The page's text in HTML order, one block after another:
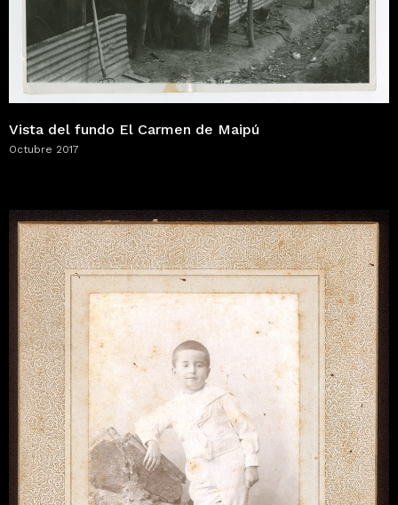
Vista del fundo El Carmen de Maipú
Octubre 2017